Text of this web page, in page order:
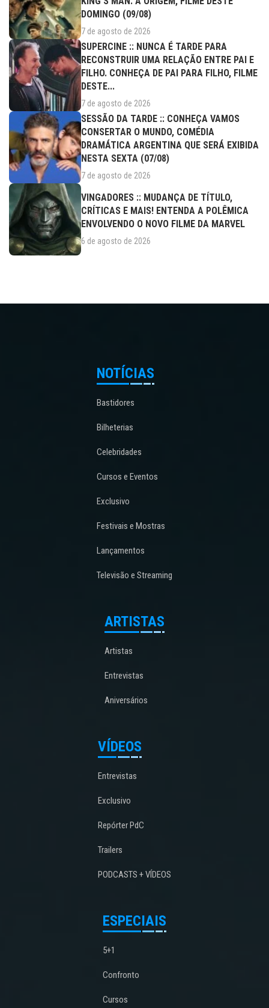
DOMINGO (09/08)
7 de agosto de 2026
SUPERCINE :: NUNCA É TARDE PARA
RECONSTRUIR UMA RELAÇÃO ENTRE PAI E
FILHO. CONHEÇA DE PAI PARA FILHO, FILME
DESTE...
7 de agosto de 2026
SESSÃO DA TARDE :: CONHEÇA VAMOS
CONSERTAR O MUNDO, COMÉDIA
DRAMÁTICA ARGENTINA QUE SERÁ EXIBIDA
NESTA SEXTA (07/08)
7 de agosto de 2026
VINGADORES :: MUDANÇA DE TÍTULO,
CRÍTICAS E MAIS! ENTENDA A POLÊMICA
ENVOLVENDO O NOVO FILME DA MARVEL
6 de agosto de 2026
NOTÍCIAS
Bastidores
Bilheterias
Celebridades
Cursos e Eventos
Exclusivo
Festivais e Mostras
Lançamentos
Televisão e Streaming
ARTISTAS
Artistas
Entrevistas
Aniversários
VÍDEOS
Entrevistas
Exclusivo
Repórter PdC
Trailers
PODCASTS + VÍDEOS
ESPECIAIS
5+1
Confronto
Cursos